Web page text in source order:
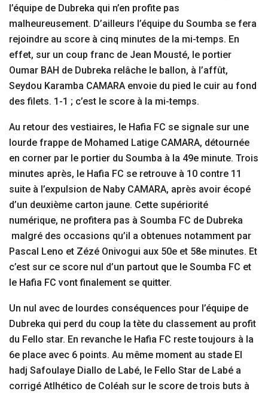
l’équipe de Dubreka qui n’en profite pas
malheureusement. D’ailleurs l’équipe du Soumba se fera
rejoindre au score à cinq minutes de la mi-temps. En
effet, sur un coup franc de Jean Mousté, le portier
Oumar BAH de Dubreka relâche le ballon, à l’affût,
Seydou Karamba CAMARA envoie du pied le cuir au fond
des filets. 1-1 ; c’est le score à la mi-temps.
Au retour des vestiaires, le Hafia FC se signale sur une
lourde frappe de Mohamed Latige CAMARA, détournée
en corner par le portier du Soumba à la 49e minute. Trois
minutes après, le Hafia FC se retrouve à 10 contre 11
suite à l’expulsion de Naby CAMARA, après avoir écopé
d’un deuxième carton jaune. Cette supériorité
numérique, ne profitera pas à Soumba FC de Dubreka
malgré des occasions qu’il a obtenues notamment par
Pascal Leno et Zézé Onivogui aux 50e et 58e minutes. Et
c’est sur ce score nul d’un partout que le Soumba FC et
le Hafia FC vont finalement se quitter.
Un nul avec de lourdes conséquences pour l’équipe de
Dubreka qui perd du coup la tète du classement au profit
du Fello star. En revanche le Hafia FC reste toujours à la
6e place avec 6 points. Au même moment au stade El
hadj Safoulaye Diallo de Labé, le Fello Star de Labé a
corrigé Atlhético de Coléah sur le score de trois buts à